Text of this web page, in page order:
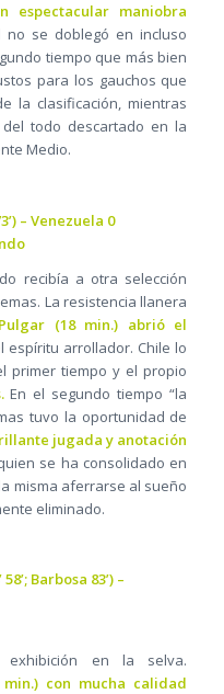
espectacular maniobra
se doblegó en incluso
tiempo que más bien
para los gauchos que
la clasificación, mientras
todo descartado en la
Medio.
– Venezuela 0
recibía a otra selección
La resistencia llanera
(18 min.) abrió el
arrollador. Chile lo
primer tiempo y el propio
En el segundo tiempo “la
tuvo la oportunidad de
jugada y anotación
se ha consolidado en
misma aferrarse al sueño
eliminado.
Barbosa 83’) –
en la selva.
min.) con mucha calidad